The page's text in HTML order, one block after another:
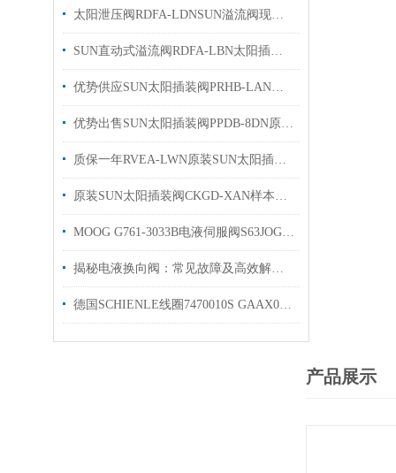
太阳泄压阀RDFA-LDNSUN溢流阀现货出售欢迎选购
SUN直动式溢流阀RDFA-LBN太阳插装阀有库存欢迎询价
优势供应SUN太阳插装阀PRHB-LAN电磁阀原装现货
优势出售SUN太阳插装阀PPDB-8DN原装有库存
质保一年RVEA-LWN原装SUN太阳插装阀参数溢流阀
原装SUN太阳插装阀CKGD-XAN样本优势出售
MOOG G761-3033B电液伺服阀S63JOGM4VPL有库存
揭秘电液换向阀：常见故障及高效解决策略
德国SCHIENLE线圈7470010S GAAX035F20D44 24V
产品展示